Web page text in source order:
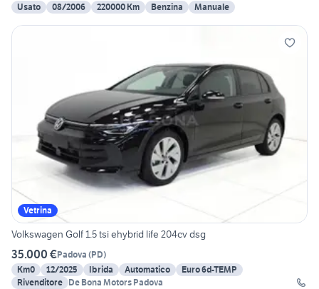
Usato
08/2006 220000 Km Benzina Manuale
Vetrina
Volkswagen Golf 1.5 tsi ehybrid life 204cv dsg
35.000 €Padova (PD)
Km0
12/2025 Ibrida Automatico
Euro 6d-TEMP
Rivenditore De Bona Motors Padova